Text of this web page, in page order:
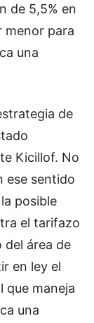
de 5,5% en
menor para
una
de
Kicillof. No
ese sentido
posible
el tarifazo
del área de
en ley el
que maneja
una